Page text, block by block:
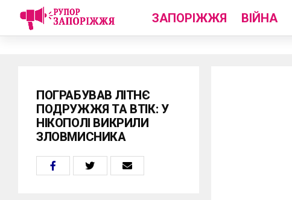
ЗАПОРІЖЖЯ ВІЙНА
ПОГРАБУВАВ ЛІТНЄ
ПОДРУЖЖЯ ТА ВТІК: У
НІКОПОЛІ ВИКРИЛИ
ЗЛОВМИСНИКА